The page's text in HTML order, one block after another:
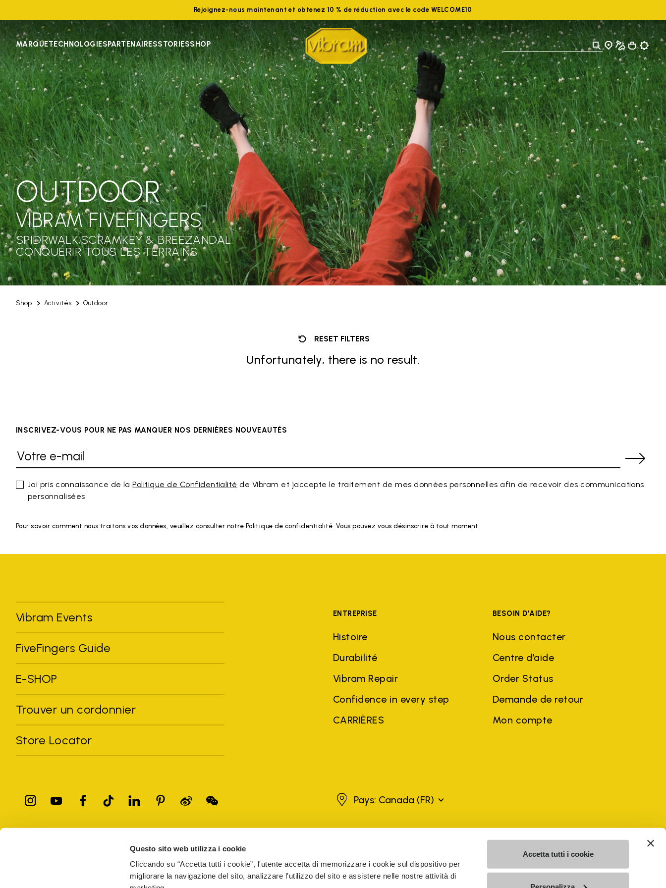
Questo sito web utilizza i cookie
Cliccando su “Accetta tutti i cookie”, l'utente accetta di memorizzare i cookie sul dispositivo per
migliorare la navigazione del sito, analizzare l'utilizzo del sito e assistere nelle nostre attività di
Accetta tutti i cookie
Rejoignez-nous maintenant et obtenez 10 % de réduction avec le code WELCOME10
MARQUETECHNOLOGIESPARTENAIRESSTORIESSHOP
Shop Activités Outdoor
OUTDOOR
VIBRAM FIVEFINGERS
SPIDRWALK,SCRAMKEY & BREEZANDAL:
CONQUÉRIR TOUS LES TERRAINS
RESET FILTERS
Unfortunately, there is no result.
INSCRIVEZ-VOUS POUR NE PAS MANQUER NOS DERNIÈRES NOUVEAUTÉS
Jai pris connaissance de laPolitique de Confidentialité de Vibram et jaccepte le traitement de mes données personnelles afin de recevoir des communications
personnalisées
Pour savoir comment nous traitons vos données, veuillez consulter notre Politique de confidentialité. Vous pouvez vous désinscrire à tout moment.
Vibram Events
FiveFingers Guide
E-SHOP
Trouver un cordonnier
Store Locator
ENTREPRISE
Histoire
Durabilité
Vibram Repair
Confidence in every step
CARRIÈRES
BESOIN D'AIDE?
Nous contacter
Centre d’aide
Order Status
Demande de retour
Mon compte
CanadaPays: Canada (FR)
Toutes les marques citées sont la propriété de leurs détenteurs. Les marques, noms de produits, noms commerciaux, dénominations sociales et noms d'entreprises de tiers peuvent être des marques
commerciales de leurs propriétaires respectifs ou des marques déposées d'autres entreprises, et ont été utilisés à des fins d'explication au profit du propriétaire, sans impliquer de violation de la loi sur
Seuls les articles achetés sur le site officiel de VIBRAM et auprès des vendeurs agréés sont garantis par la société.EN SAVOIR PLUS